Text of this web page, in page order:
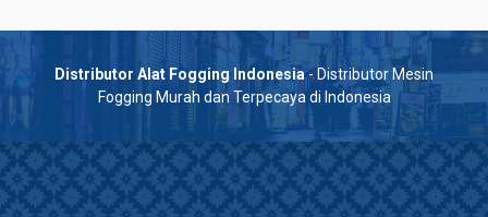
Distributor Alat Fogging Indonesia- Distributor Mesin
Fogging Murah dan Terpecaya di Indonesia